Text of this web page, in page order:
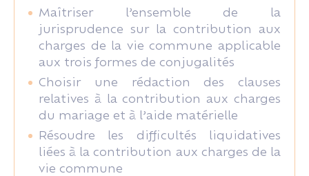
Maîtriser l’ensemble de la
jurisprudence sur la contribution aux
charges de la vie commune applicable
aux trois formes de conjugalités
Choisir une rédaction des clauses
relatives à la contribution aux charges
du mariage et à l’aide matérielle
Résoudre les difficultés liquidatives
liées à la contribution aux charges de la
vie commune